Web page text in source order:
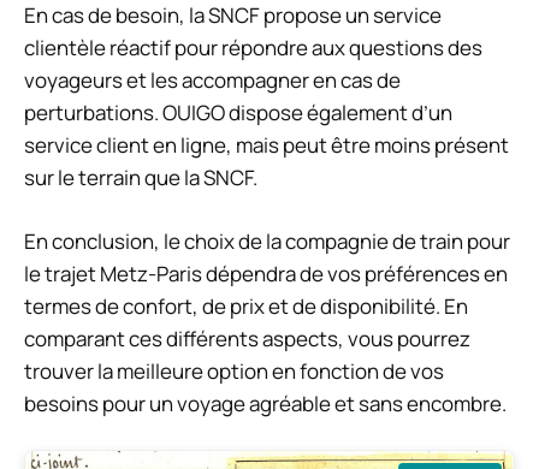
En cas de besoin, la SNCF propose un service
clientèle réactif pour répondre aux questions des
voyageurs et les accompagner en cas de
perturbations. OUIGO dispose également d’un
service client en ligne, mais peut être moins présent
sur le terrain que la SNCF.
En conclusion, le choix de la compagnie de train pour
le trajet Metz-Paris dépendra de vos préférences en
termes de confort, de prix et de disponibilité. En
comparant ces différents aspects, vous pourrez
trouver la meilleure option en fonction de vos
besoins pour un voyage agréable et sans encombre.